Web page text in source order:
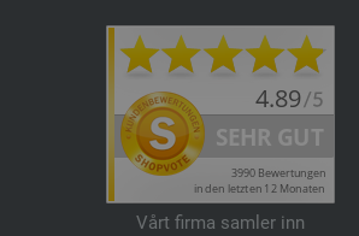
Vårt firma samler inn